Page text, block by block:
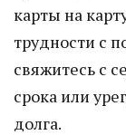
карты на
трудности с
свяжитесь с
срока или
долга.